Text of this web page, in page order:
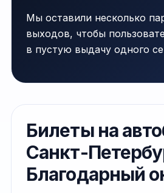
Мы оставили несколько
выходов, чтобы
в пустую выдачу одного
Билеты на
Санкт-
Благодарный